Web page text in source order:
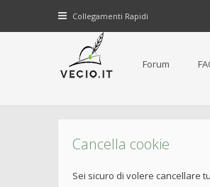
Collegamenti Rapidi
Forum
Cancella cookie
Sei sicuro di volere cancellare